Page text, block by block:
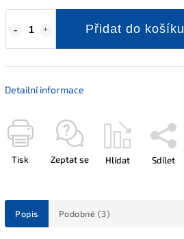
Přidat do košíku
Detailní informace
Tisk Zeptat se Hlídat Sdílet
Popis Podobné (3)